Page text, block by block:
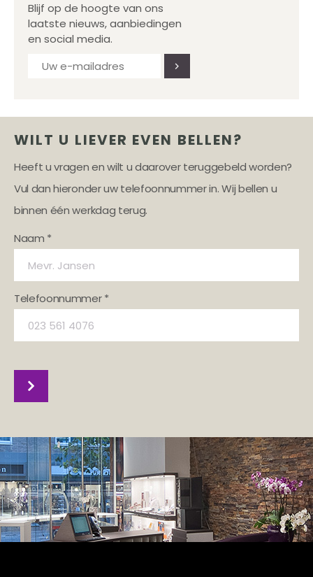
Blijf op de hoogte van ons
laatste nieuws, aanbiedingen
en social media.
WILT U LIEVER EVEN BELLEN?
Heeft u vragen en wilt u daarover teruggebeld worden?
Vul dan hieronder uw telefoonnummer in. Wij bellen u
binnen één werkdag terug.
Naam *
Telefoonnummer *